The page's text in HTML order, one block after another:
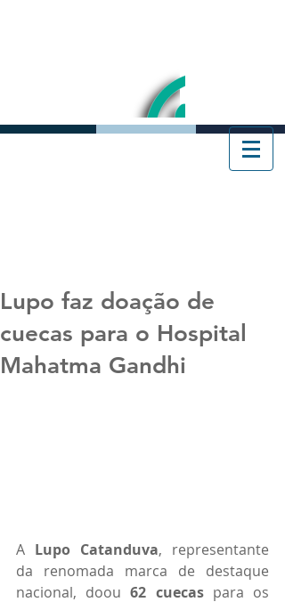
Lupo faz doação de
cuecas para o Hospital
Mahatma Gandhi
A Lupo Catanduva, representante
da renomada marca de destaque
nacional, doou 62 cuecas para os